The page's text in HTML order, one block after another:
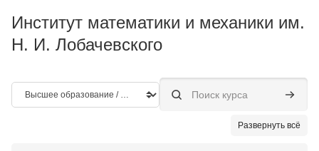
Институт математики и механики им.
Н. И. Лобачевского
Категории курсов Поиск курса Поиск
Развернуть всё